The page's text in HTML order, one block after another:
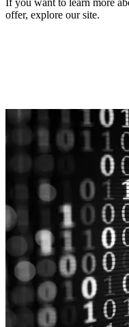
If you want to learn more
offer, explore our site.